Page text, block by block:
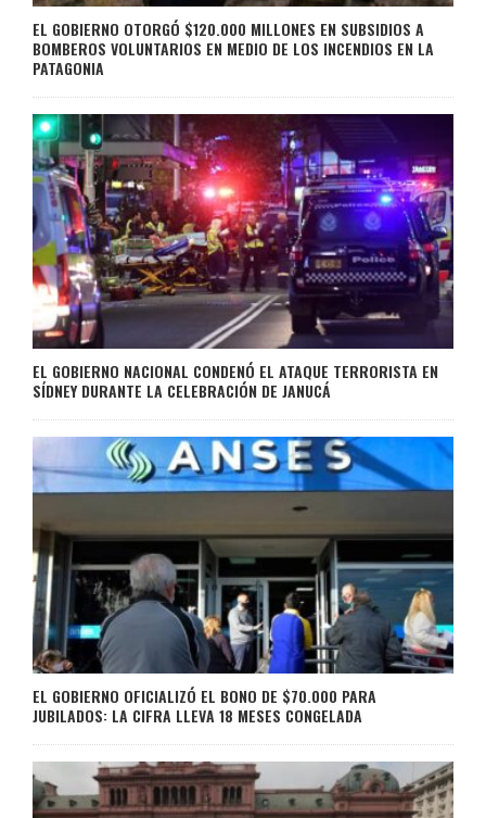
EL GOBIERNO OTORGÓ $120.000 MILLONES EN SUBSIDIOS A
BOMBEROS VOLUNTARIOS EN MEDIO DE LOS INCENDIOS EN LA
PATAGONIA
EL GOBIERNO NACIONAL CONDENÓ EL ATAQUE TERRORISTA EN
SÍDNEY DURANTE LA CELEBRACIÓN DE JANUCÁ
EL GOBIERNO OFICIALIZÓ EL BONO DE $70.000 PARA
JUBILADOS: LA CIFRA LLEVA 18 MESES CONGELADA